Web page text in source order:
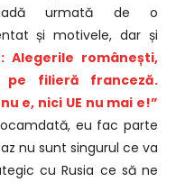
urmată de o
și motivele, dar și
Alegerile românești,
pe filieră franceză.
e, nici UE nu mai e!”
eu fac parte
nu sunt singurul ce va
cu Rusia ce să ne